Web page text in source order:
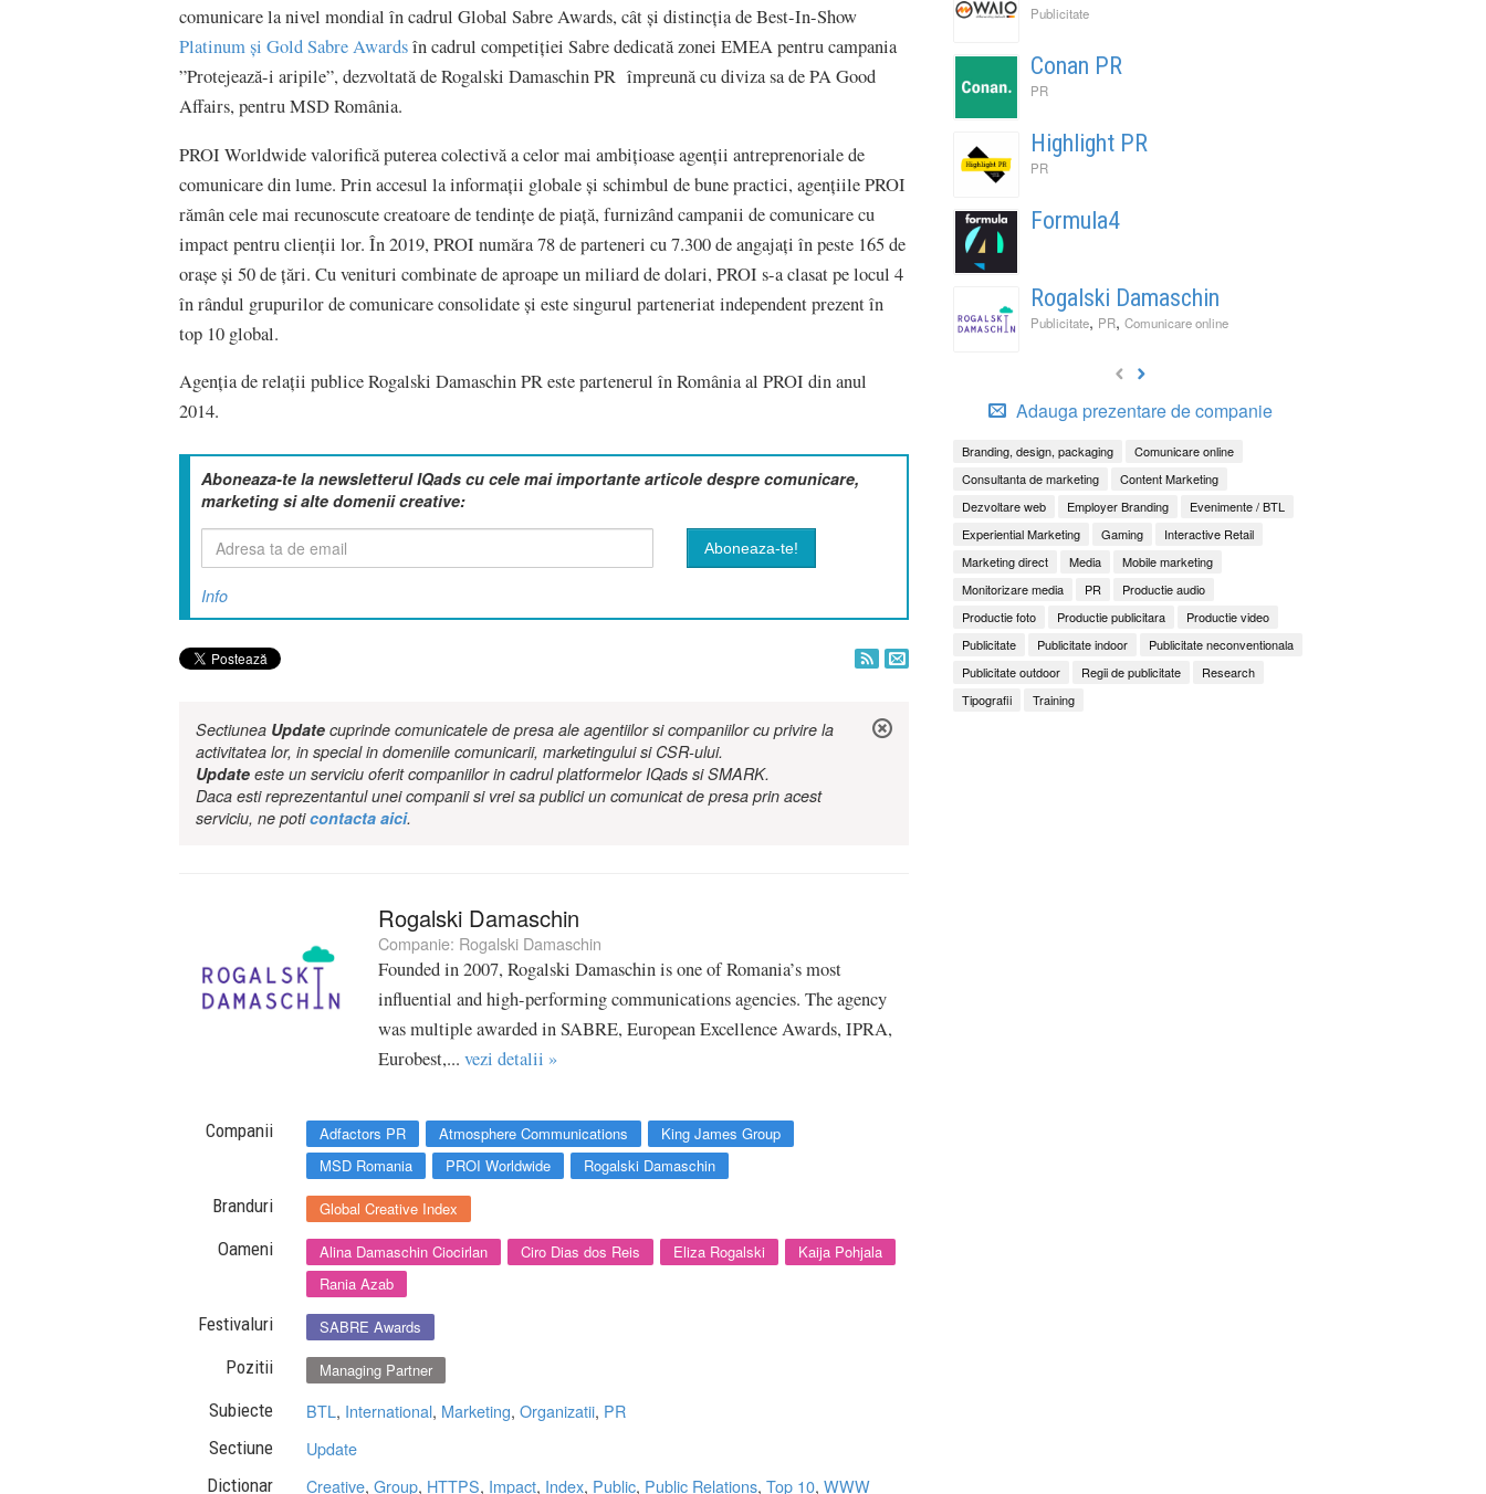
comunicare la nivel mondial în cadrul Global Sabre Awards, cât și distincția de Best-In-Show
Platinum și Gold Sabre Awardsîn cadrul competiției Sabre dedicată zonei EMEA pentru campania
”Protejează-i aripile”, dezvoltată de Rogalski Damaschin PR împreună cu diviza sa de PA Good
Affairs, pentru MSD România.
PROI Worldwide valorifică puterea colectivă a celor mai ambițioase agenții antreprenoriale de
comunicare din lume. Prin accesul la informații globale și schimbul de bune practici, agențiile PROI
rămân cele mai recunoscute creatoare de tendințe de piață, furnizând campanii de comunicare cu
impact pentru clienții lor. În 2019, PROI număra 78 de parteneri cu 7.300 de angajați în peste 165 de
orașe și 50 de țări. Cu venituri combinate de aproape un miliard de dolari, PROI s-a clasat pe locul 4
în rândul grupurilor de comunicare consolidate și este singurul parteneriat independent prezent în
top 10 global.
Agenția de relații publice Rogalski Damaschin PR este partenerul în România al PROI din anul
2014.
Aboneaza-te la newsletterul IQads cu cele mai importante articole despre comunicare,
marketing si alte domenii creative:
Info
Sectiunea Update cuprinde comunicatele de presa ale agentiilor si companiilor cu privire la
activitatea lor, in special in domeniile comunicarii, marketingului si CSR-ului.
Update este un serviciu oferit companiilor in cadrul platformelor IQads si SMARK.
Daca esti reprezentantul unei companii si vrei sa publici un comunicat de presa prin acest
serviciu, ne poticontacta aici.
Rogalski Damaschin
Companie: Rogalski Damaschin
Founded in 2007, Rogalski Damaschin is one of Romania’s most
influential and high-performing communications agencies. The agency
was multiple awarded in SABRE, European Excellence Awards, IPRA,
Eurobest,... vezi detalii »
Companii Adfactors PR Atmosphere Communications
King James Group
MSD Romania
PROI Worldwide Rogalski Damaschin
Branduri Global Creative Index
Oameni Alina Damaschin Ciocirlan Ciro Dias dos Reis Eliza Rogalski
Kaija Pohjala
Rania Azab
Festivaluri SABRE Awards
Pozitii Managing Partner
Subiecte BTL, International, Marketing, Organizatii, PR
Sectiune Update
Dictionar Creative, Group, HTTPS, Impact, Index, Public, Public Relations, Top 10, WWW
Publicitate
Conan PR
PR
Highlight PR
PR
Formula4
Rogalski Damaschin
Publicitate, PR, Comunicare online
Adauga prezentare de companie
Branding, design, packaging
Comunicare online
Consultanta de marketing
Content Marketing
Dezvoltare web
Employer Branding
Evenimente / BTL
Experiential Marketing
Gaming
Interactive Retail
Marketing direct
Media
Mobile marketing
Monitorizare media
PR
Productie audio
Productie foto
Productie publicitara
Productie video
Publicitate
Publicitate indoor
Publicitate neconventionala
Publicitate outdoor
Regii de publicitate
Research
Tipografii
Training